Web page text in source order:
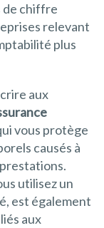
de chiffre
relevant
plus
aux
vous protège
causés à
utilisez un
est également
aux